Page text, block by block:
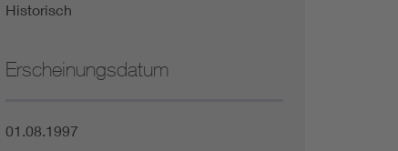
Not- und Sicherheitsbeleuchtung
Historisch
Erscheinungsdatum
01.08.1997